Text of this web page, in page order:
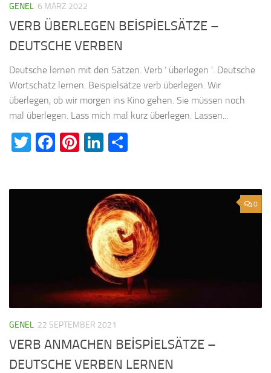
GENEL 6 MÄRZ 2022
VERB ÜBERLEGEN BEİSPİELSÄTZE –
DEUTSCHE VERBEN
Deutsche lernen mit den Sätzen. Verb ‘ überlegen ’. Deutsche
Wortschatz lernen. Beispielsätze verb überlegen. Wir
überlegen, ob wir morgen ins Kino gehen. Sie müssen noch
mal überlegen. Lass mich mal kurz überlegen. Lassen...
Twitter
Facebook
Pinterest
LinkedIn
0
GENEL 22 SEPTEMBER 2021
VERB ANMACHEN BEİSPİELSÄTZE –
DEUTSCHE VERBEN LERNEN